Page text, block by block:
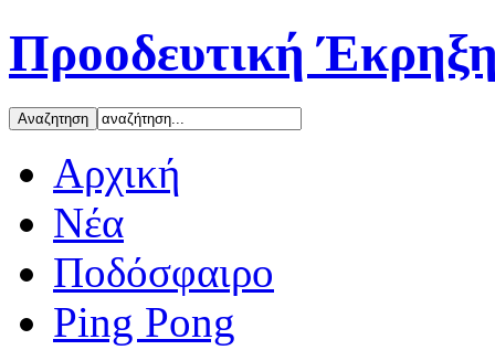
Προοδευτική
Αρχική
Νέα
Ποδόσφαιρο
Ping Pong